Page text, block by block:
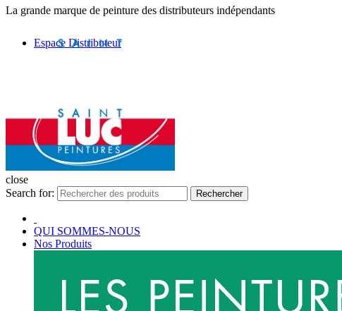
La grande marque de peinture des distributeurs indépendants
Espace Distributeur
close
Search for:
Rechercher
QUI SOMMES-NOUS
Nos Produits